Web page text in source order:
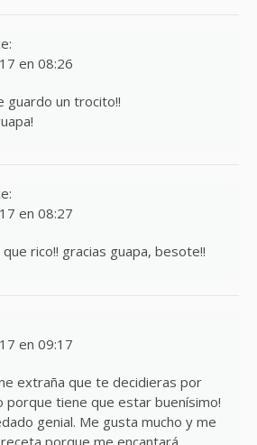
en 08:26
guardo un trocito!!
en 08:27
rico!! gracias guapa, besote!!
en 09:17
extraña que te decidieras por
porque tiene que estar buenísimo!
genial. Me gusta mucho y me
porque me encantará